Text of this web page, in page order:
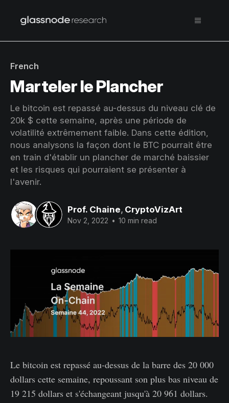
French
Marteler le Plancher
Le bitcoin est repassé au-dessus du niveau clé de
20k $ cette semaine, après une période de
volatilité extrêmement faible. Dans cette édition,
nous analysons la façon dont le BTC pourrait être
en train d'établir un plancher de marché baissier
et les risques qui pourraient se présenter à
l'avenir.
Prof. Chaine, CryptoVizArt
Nov 2, 2022 • 10 min read
Le bitcoin est repassé au-dessus de la barre des 20 000
dollars cette semaine, repoussant son plus bas niveau de
19 215 dollars et s'échangeant jusqu'à 20 961 dollars.